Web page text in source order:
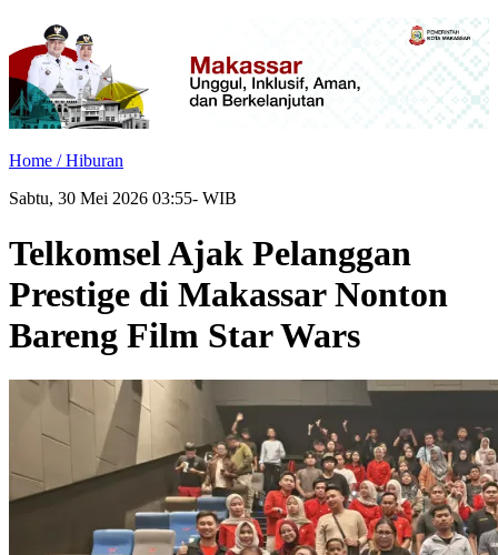
Home /Hiburan
Sabtu, 30 Mei 2026 03:55- WIB
Telkomsel Ajak Pelanggan
Prestige di Makassar Nonton
Bareng Film Star Wars